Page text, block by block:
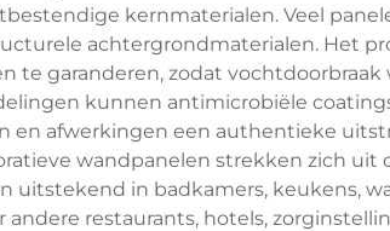
kernmaterialen. Veel
achtergrondmaterialen. Het
te garanderen, zodat
kunnen antimicrobiële
en afwerkingen een authentieke
wandpanelen strekken zich
uitstekend in badkamers, keukens,
andere restaurants, hotels,